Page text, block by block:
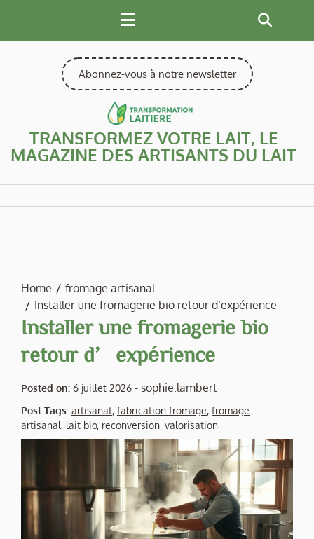
content
Abonnez-vous à notre newsletter
TRANSFORMEZ VOTRE LAIT, LE
MAGAZINE DES ARTISANTS DU LAIT
Home
fromage artisanal
Installer une fromagerie bio retour d’expérience
Installer une fromagerie bio
retour d’expérience
Posted on: 6 juillet 2026 - sophie.lambert
Post Tags: artisanat, fabrication fromage, fromage
artisanal, lait bio, reconversion, valorisation